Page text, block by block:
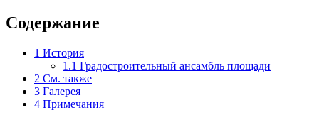
Содержание
1 История
1.1 Градостроительный ансамбль площади
2 См. также
3 Галерея
4 Примечания